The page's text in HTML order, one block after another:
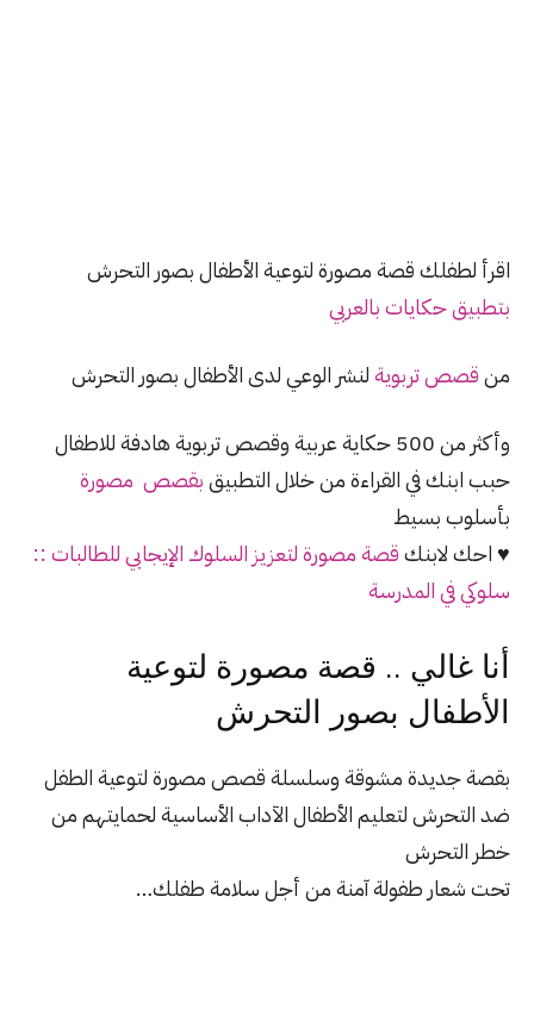
اقرأ لطفلك قصة مصورة لتوعية اﻷطفال بصور التحرش
بتطبيق حكايات بالعربي
منقصص تربويةلنشر الوعي لدى الأطفال بصور التحرش
وأكثر من 500 حكاية عربية وقصص تربوية هادفة للاطفال
حبب ابنك في القراءة من خلال التطبيقبقصص مصورة
بأسلوب بسيط
♥ احك لابنكقصة مصورة لتعزيز السلوك الإيجابي للطالبات ::
سلوكي في المدرسة
أنا غالي .. قصة مصورة لتوعية
اﻷطفال بصور التحرش
بقصة جديدة مشوقة وسلسلة قصص مصورة لتوعية الطفل
ضد التحرش لتعليم الأطفال الآداب الأساسية لحمايتهم من
خطر التحرش
تحت شعار طفولة آمنةمن أجل سلامة طفلك…